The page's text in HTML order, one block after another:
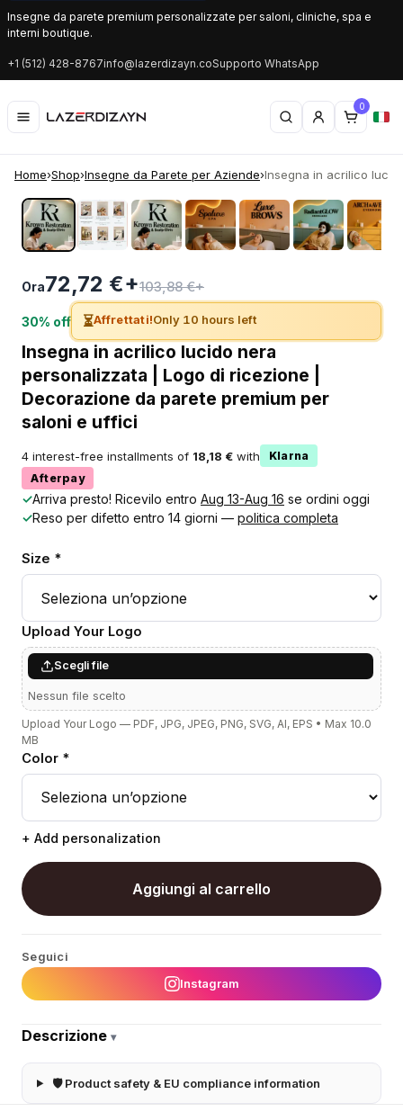
Insegne da parete premium personalizzate per saloni, cliniche, spa e
interni boutique.
+1 (512) 428-8767info@lazerdizayn.coSupporto WhatsApp
0
Home›Shop›Insegne da Parete per Aziende›Insegna in acrilico
‹ ›
Ora72,72 €+103,88 €+
30% off ⏳Affrettati!Only 10 hours left
Insegna in acrilico lucido nera
personalizzata | Logo di ricezione |
Decorazione da parete premium per
saloni e uffici
4 interest-free installments of 18,18 € with
Klarna
Afterpay
✓Arriva presto! Ricevilo entro Aug 13-Aug 16 se ordini oggi
✓Reso per difetto entro 14 giorni — politica completa
Size *
Upload Your Logo
Scegli file
Nessun file scelto
Upload Your Logo — PDF, JPG, JPEG, PNG, SVG, AI, EPS • Max 10.0
MB
Color *
+ Add personalization
Aggiungi al carrello
Seguici
Instagram
Descrizione ▾
🛡 Product safety & EU compliance information